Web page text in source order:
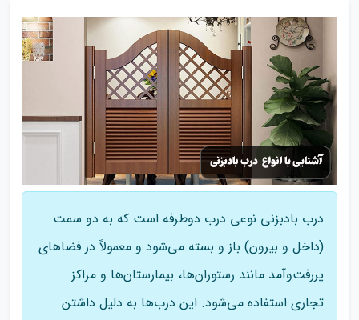
درب بادبزنی نوعی درب دوطرفه است که به دو سمت
(داخل و بیرون) باز و بسته می‌شود و معمولاً در فضاهای
پررفت‌وآمد مانند رستوران‌ها، بیمارستان‌ها و مراکز
تجاری استفاده می‌شود. این درب‌ها به دلیل داشتن